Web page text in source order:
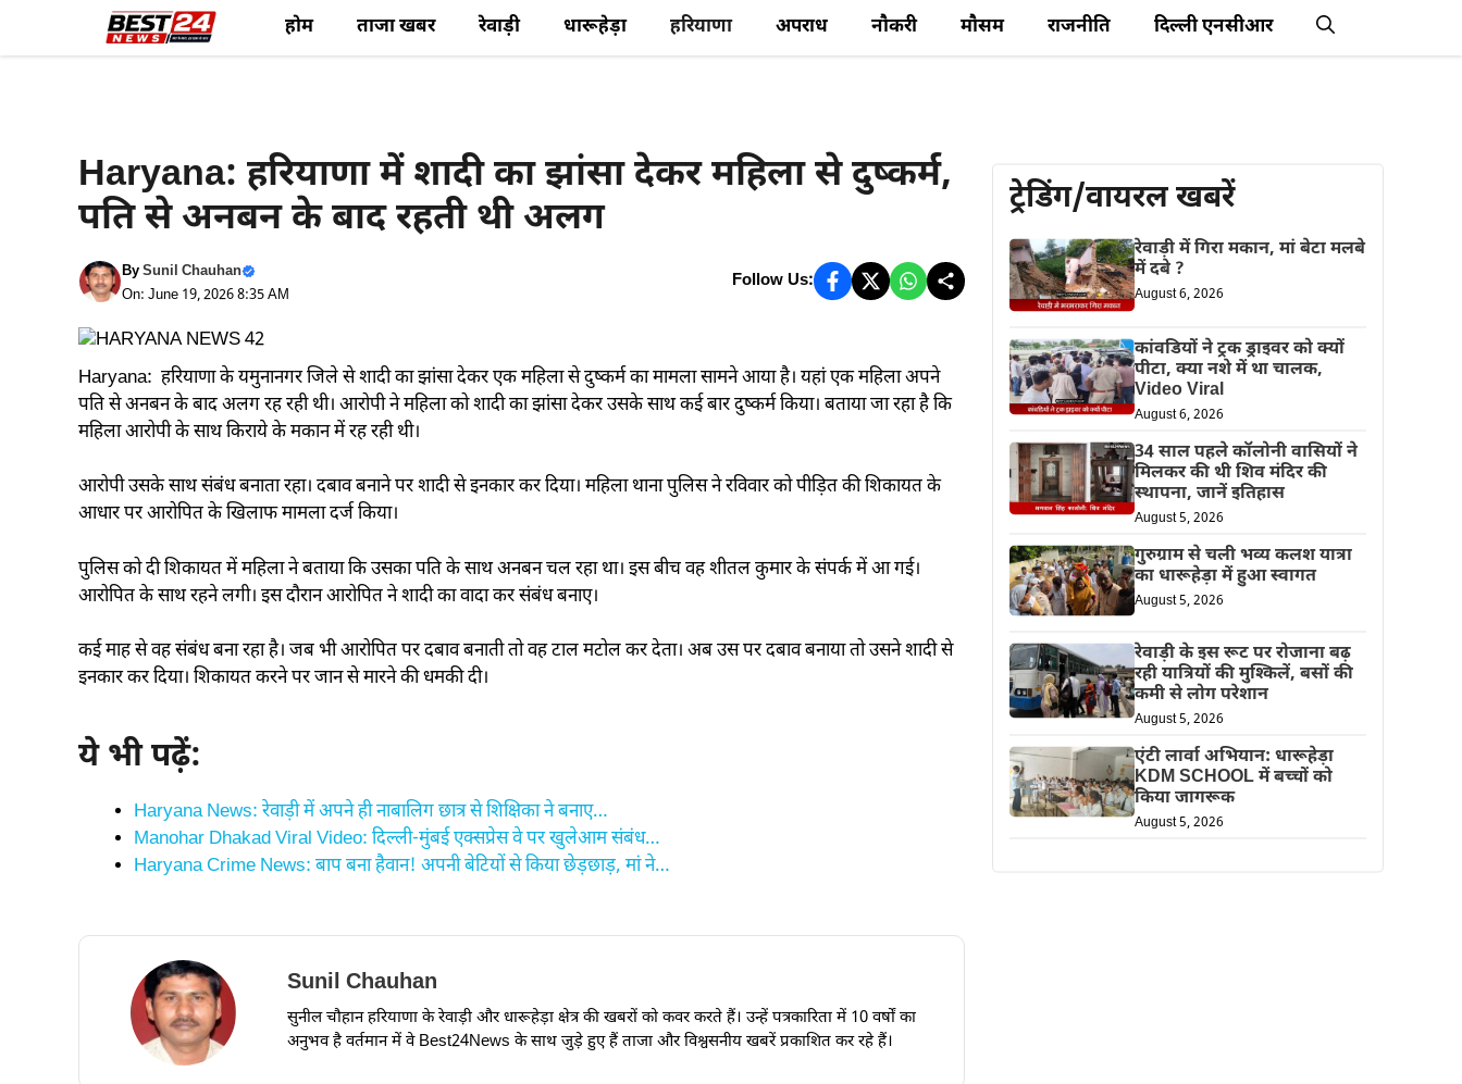
होम ताजा खबर रेवाड़ी धारूहेड़ा हरियाणा अपराध नौकरी मौसम राजनीति दिल्ली एनसीआर
Haryana: हरियाणा में शादी का झांसा देकर महिला से दुष्कर्म,
पति से अनबन के बाद रहती थी अलग
BySunil Chauhan
On: June 19, 2026 8:35 AM
Follow Us:
Haryana: हरियाणा के यमुनानगर जिले से शादी का झांसा देकर एक महिला से दुष्कर्म का मामला सामने आया है। यहां एक महिला अपने
पति से अनबन के बाद अलग रह रही थी। आरोपी ने महिला को शादी का झांसा देकर उसके साथ कई बार दुष्कर्म किया। बताया जा रहा है कि
महिला आरोपी के साथ किराये के मकान में रह रही थी।
आरोपी उसके साथ संबंध बनाता रहा। दबाव बनाने पर शादी से इनकार कर दिया। महिला थाना पुलिस ने रविवार को पीड़ित की शिकायत के
आधार पर आरोपित के खिलाफ मामला दर्ज किया।
पुलिस को दी शिकायत में महिला ने बताया कि उसका पति के साथ अनबन चल रहा था। इस बीच वह शीतल कुमार के संपर्क में आ गई।
आरोपित के साथ रहने लगी। इस दौरान आरोपित ने शादी का वादा कर संबंध बनाए।
कई माह से वह संबंध बना रहा है। जब भी आरोपित पर दबाव बनाती तो वह टाल मटोल कर देता। अब उस पर दबाव बनाया तो उसने शादी से
इनकार कर दिया। शिकायत करने पर जान से मारने की धमकी दी।
ये भी पढ़ें:
Haryana News: रेवाड़ी में अपने ही नाबालिग छात्र से शिक्षिका ने बनाए…
Manohar Dhakad Viral Video: दिल्ली-मुंबई एक्सप्रेस वे पर खुलेआम संबंध…
Haryana Crime News: बाप बना हैवान! अपनी बेटियों से किया छेड़छाड़, मां ने…
Sunil Chauhan
सुनील चौहान हरियाणा के रेवाड़ी और धारूहेड़ा क्षेत्र की खबरों को कवर करते हैं। उन्हें पत्रकारिता में 10 वर्षों का
अनुभव है वर्तमान में वे Best24News के साथ जुड़े हुए हैं ताजा और विश्वसनीय खबरें प्रकाशित कर रहे हैं।
ट्रेडिंग/वायरल खबरें
रेवाड़ी में गिरा मकान, मां बेटा मलबे
में दबे ?
August 6, 2026
कांवडियों ने ट्रक ड्राइवर को क्यों
पीटा, क्या नशे में था चालक,
Video Viral
August 6, 2026
34 साल पहले कॉलोनी वासियों ने
मिलकर की थी शिव मंदिर की
स्थापना, जानें इतिहास
August 5, 2026
गुरुग्राम से चली भव्य कलश यात्रा
का धारूहेड़ा में हुआ स्वागत
August 5, 2026
रेवाड़ी के इस रूट पर रोजाना बढ़
रही यात्रियों की मुश्किलें, बसों की
कमी से लोग परेशान
August 5, 2026
एंटी लार्वा अभियान: धारूहेड़ा
KDM SCHOOL में बच्चों को
किया जागरूक
August 5, 2026